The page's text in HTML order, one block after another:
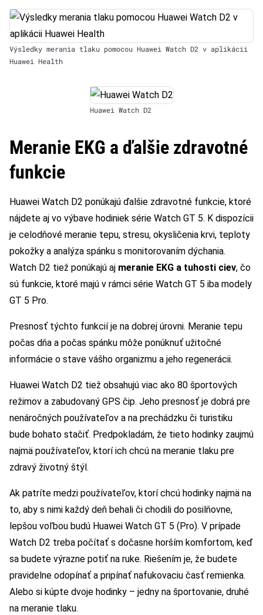
Výsledky merania tlaku pomocou Huawei Watch D2 v aplikácii
Huawei Health
Huawei Watch D2
Meranie EKG a ďalšie zdravotné
funkcie
Huawei Watch D2 ponúkajú ďalšie zdravotné funkcie, ktoré
nájdete aj vo výbave hodiniek série Watch GT 5. K dispozícii
je celodňové meranie tepu, stresu, okysličenia krvi, teploty
pokožky a analýza spánku s monitorovaním dýchania.
Watch D2 tiež ponúkajú aj meranie EKG a tuhosti ciev, čo
sú funkcie, ktoré majú v rámci série Watch GT 5 iba modely
GT 5 Pro.
Presnosť týchto funkcií je na dobrej úrovni. Meranie tepu
počas dňa a počas spánku môže ponúknuť užitočné
informácie o stave vášho organizmu a jeho regenerácii.
Huawei Watch D2 tiež obsahujú viac ako 80 športových
režimov a zabudovaný GPS čip. Jeho presnosť je dobrá pre
nenáročných používateľov a na prechádzku či turistiku
bude bohato stačiť. Predpokladám, že tieto hodinky zaujmú
najmä používateľov, ktorí ich chcú na meranie tlaku pre
zdravý životný štýl.
Ak patríte medzi používateľov, ktorí chcú hodinky najmä na
to, aby s nimi každý deň behali či chodili do posilňovne,
lepšou voľbou budú Huawei Watch GT 5 (Pro). V prípade
Watch D2 treba počítať s dočasne horším komfortom, keď
sa budete výrazne potiť na ruke. Riešením je, že budete
pravidelne odopínať a pripínať nafukovaciu časť remienka.
Alebo si kúpte dvoje hodinky – jedny na športovanie, druhé
na meranie tlaku.